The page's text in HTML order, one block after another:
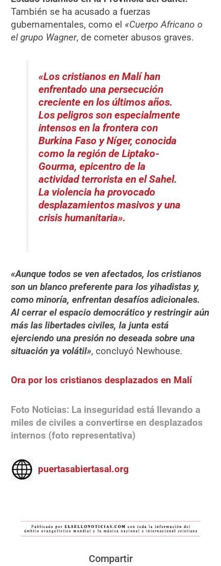
También se ha acusado a fuerzas
gubernamentales, como el «Cuerpo Africano o
el grupo Wagner, de cometer abusos graves.
«Los cristianos en Malí han
enfrentado una persecución
creciente en los últimos años.
Los peligros son especialmente
intensos en la frontera con
Burkina Faso y Níger, conocida
como la región de Liptako-
Gourma, epicentro de la
actividad terrorista en el Sahel.
La violencia ha provocado
desplazamientos masivos y una
crisis humanitaria».
«Aunque todos se ven afectados, los cristianos
son un blanco preferente para los yihadistas y,
como minoría, enfrentan desafíos adicionales.
Al cerrar el espacio democrático y restringir aún
más las libertades civiles, la junta está
ejerciendo una presión no deseada sobre una
situación ya volátil», concluyó Newhouse.
Ora por los cristianos desplazados en Malí
Foto Noticias: La inseguridad está llevando a
miles de civiles a convertirse en desplazados
internos (foto representativa)
puertasabiertasal.org
Compartir